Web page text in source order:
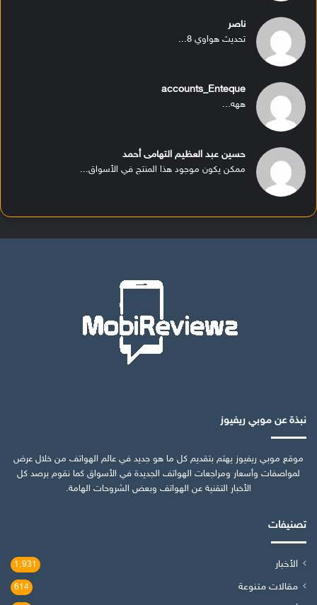
ناصر
تحديث هواوي 8...
accounts_Enteque
ههه...
حسين عبد العظيم التهامى أحمد
ممكن يكون موجود هذا المنتج في الأسواق...
نبذة عن موبي ريفيوز
موقع موبي ريفيوز يهتم بتقديم كل ما هو جديد في عالم الهواتف من خلال عرض
لمواصفات وأسعار ومراجعات الهواتف الجديدة في الأسواق كما نقوم برصد كل
الأخبار التقنية عن الهواتف وبعض الشروحات الهامة.
تصنيفات
الأخبار 1٬931
مقالات متنوعة 614